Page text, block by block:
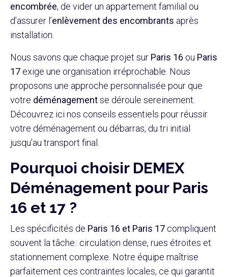
encombrée, de vider un appartement familial ou
d’assurer l’enlèvement des encombrants après
installation.
Nous savons que chaque projet sur Paris 16 ou Paris
17 exige une organisation irréprochable. Nous
proposons une approche personnalisée pour que
votre déménagementse déroule sereinement.
Découvrez ici nos conseils essentiels pour réussir
votre déménagement ou débarras, du tri initial
jusqu’au transport final.
Pourquoi choisir DEMEX
Déménagement pour Paris
16 et 17 ?
Les spécificités de Paris 16 et Paris 17 compliquent
souvent la tâche : circulation dense, rues étroites et
stationnement complexe. Notre équipe maîtrise
parfaitement ces contraintes locales, ce qui garantit